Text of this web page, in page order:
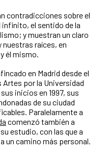
contradicciones sobre el
el sentido de la
y muestran un claro
raíces, en
él mismo.
en Madrid desde el
Artes por la Universidad
inicios en 1997, sus
de su ciudad
Paralelamente a
comenzó también a
estudio, con las que a
un camino más personal.